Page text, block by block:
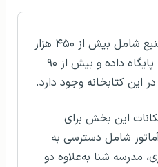
کتابخانه: میلیون‌ها منبع شامل بیش از ۴۵۰ هزار
کتاب الکترونیکی، ۲۶۰ پایگاه داده و بیش از ۹۰
این کتابخانه وجود دارد.
این بخش برای
شامل دسترسی به
آب گرم ۵۰ متری، مدرسه شنا به‌علاوه دو